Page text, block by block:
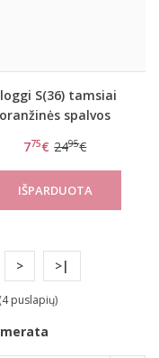
S(36) tamsiai
oranžinės spalvos
Bikini
775€ 2495€
> >|
puslapių)